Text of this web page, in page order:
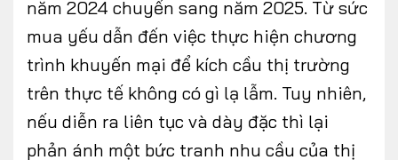
năm 2024 chuyển sang năm 2025. Từ sức
mua yếu dẫn đến việc thực hiện chương
trình khuyến mại để kích cầu thị trường
trên thực tế không có gì lạ lẫm. Tuy nhiên,
nếu diễn ra liên tục và dày đặc thì lại
phản ánh một bức tranh nhu cầu của thị